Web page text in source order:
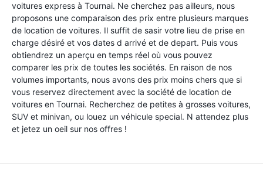
voitures express à Tournai. Ne cherchez pas ailleurs, nous
proposons une comparaison des prix entre plusieurs marques
de location de voitures. Il suffit de sasir votre lieu de prise en
charge désiré et vos dates d arrivé et de depart. Puis vous
obtiendrez un aperçu en temps réel où vous pouvez
comparer les prix de toutes les sociétés. En raison de nos
volumes importants, nous avons des prix moins chers que si
vous reservez directement avec la société de location de
voitures en Tournai. Recherchez de petites à grosses voitures,
SUV et minivan, ou louez un véhicule special. N attendez plus
et jetez un oeil sur nos offres !